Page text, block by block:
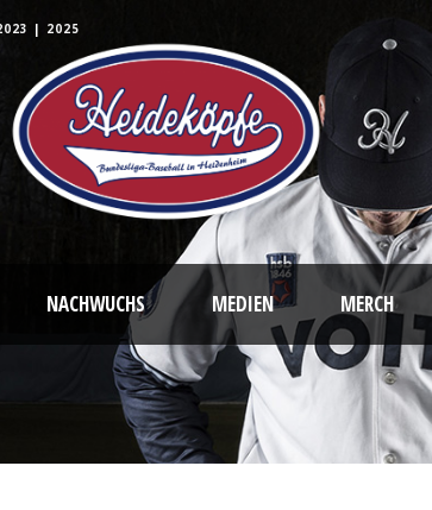
| 2025
NACHWUCHS MEDIEN MERCH